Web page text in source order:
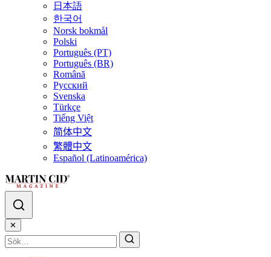
日本語
한국어
Norsk bokmål
Polski
Português (PT)
Português (BR)
Română
Русский
Svenska
Türkçe
Tiếng Việt
简体中文
繁體中文
Español (Latinoamérica)
✕